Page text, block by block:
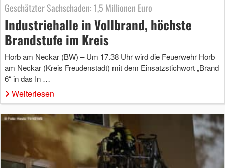
Geschätzter Sachschaden: 1,5 Millionen Euro
Industriehalle in Vollbrand, höchste
Brandstufe im Kreis
Horb am Neckar (BW) – Um 17.38 Uhr wird die Feuerwehr Horb
am Neckar (Kreis Freudenstadt) mit dem Einsatzstichwort „Brand
6“ in das In …
Weiterlesen